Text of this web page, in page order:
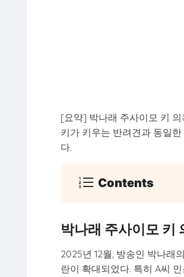
[요약] 박나래 주사이모 키 의
키가 키우는 반려견과 동일
다.
Contents
박나래 주사이모 키
2025년 12월, 방송인 박나래
란이 확대되었다. 특히 A씨